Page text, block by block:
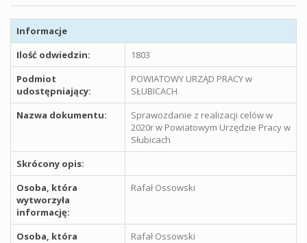
Informacje
Ilość odwiedzin:
1803
Podmiot
udostępniający:
POWIATOWY URZĄD PRACY w
SŁUBICACH
Nazwa dokumentu:
Sprawozdanie z realizacji celów w
2020r w Powiatowym Urzędzie Pracy w
Słubicach
Skrócony opis:
Osoba, która
wytworzyła
informację:
Rafał Ossowski
Osoba, która
Rafał Ossowski